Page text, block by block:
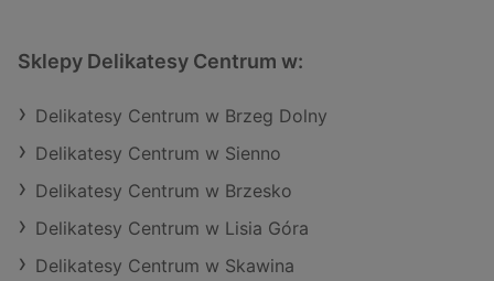
Sklepy Delikatesy Centrum w:
Delikatesy Centrum w Brzeg Dolny
Delikatesy Centrum w Sienno
Delikatesy Centrum w Brzesko
Delikatesy Centrum w Lisia Góra
Delikatesy Centrum w Skawina